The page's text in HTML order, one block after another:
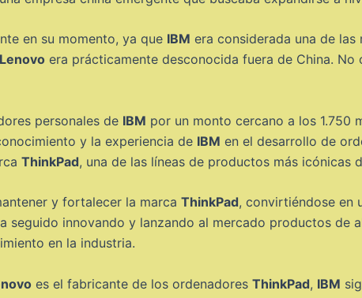
en su momento, ya que IBM era considerada una de
Lenovo era prácticamente desconocida fuera de China.
personales de IBM por un monto cercano a los 1.750
y la experiencia de IBM en el desarrollo de
ThinkPad, una de las líneas de productos más icónicas
y fortalecer la marca ThinkPad, convirtiéndose en
seguido innovando y lanzando al mercado productos de
en la industria.
es el fabricante de los ordenadores ThinkPad, IBM